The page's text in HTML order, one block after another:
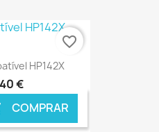
€ ONLINE
HP142X
€
COMPRAR
favorite_border